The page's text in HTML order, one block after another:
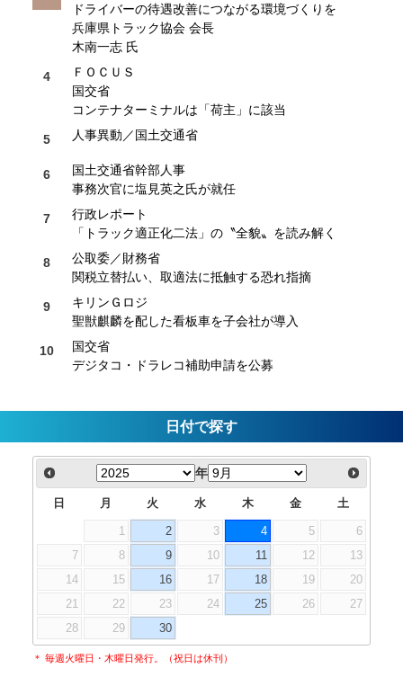
ドライバーの待遇改善につながる環境づくりを
兵庫県トラック協会 会長
木南一志 氏
ＦＯＣＵＳ
国交省
コンテナターミナルは「荷主」に該当
人事異動／国土交通省
国土交通省幹部人事
事務次官に塩見英之氏が就任
行政レポート
「トラック適正化二法」の〝全貌〟を読み解く
公取委／財務省
関税立替払い、取適法に抵触する恐れ指摘
キリンＧロジ
聖獣麒麟を配した看板車を子会社が導入
国交省
デジタコ・ドラレコ補助申請を公募
日付で探す
年
日 月 火 水 木 金 土
1 2 3 4 5
6
7
8 9 10 11 12
13
14
15 16 17 18 19
20
21
22 23 24 25 26
27
28
29 30
＊ 毎週火曜日・木曜日発行。（祝日は休刊）